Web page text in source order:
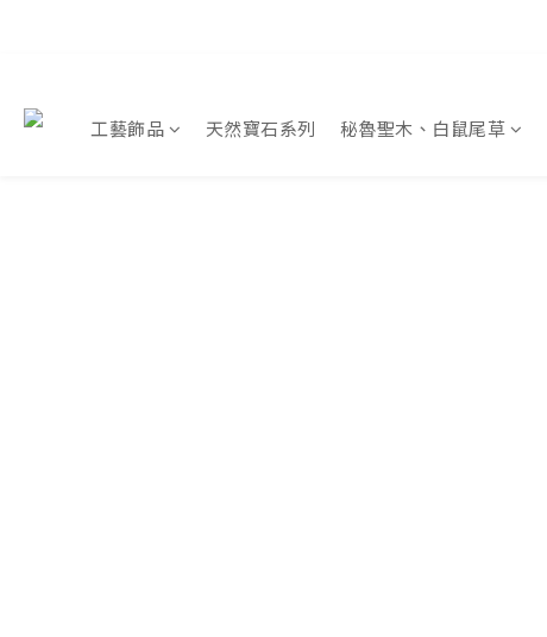
工藝飾品 天然寶石系列 秘魯聖木、白鼠尾草